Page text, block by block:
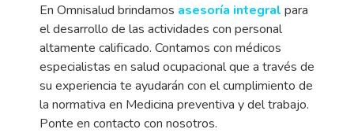
En Omnisalud brindamos asesoría integral para
el desarrollo de las actividades con personal
altamente calificado. Contamos con médicos
especialistas en salud ocupacional que a través de
su experiencia te ayudarán con el cumplimiento de
la normativa en Medicina preventiva y del trabajo.
Ponte en contacto con nosotros.